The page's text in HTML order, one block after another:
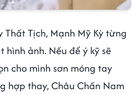
Thất Tịch, Mạnh Mỹ Kỳ từng
ảnh. Nếu để ý kỹ sẽ
cho mình sơn móng tay
hợp thay, Châu Chấn Nam